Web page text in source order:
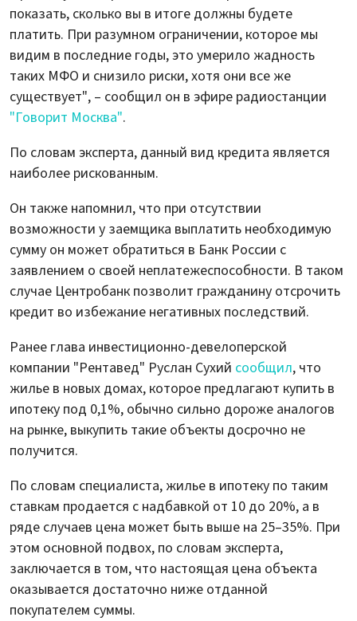
показать, сколько вы в итоге должны будете
платить. При разумном ограничении, которое мы
видим в последние годы, это умерило жадность
таких МФО и снизило риски, хотя они все же
существует", – сообщил он в эфире радиостанции
"Говорит Москва".
По словам эксперта, данный вид кредита является
наиболее рискованным.
Он также напомнил, что при отсутствии
возможности у заемщика выплатить необходимую
сумму он может обратиться в Банк России с
заявлением о своей неплатежеспособности. В таком
случае Центробанк позволит гражданину отсрочить
кредит во избежание негативных последствий.
Ранее глава инвестиционно-девелоперской
компании "Рентавед" Руслан Сухий сообщил, что
жилье в новых домах, которое предлагают купить в
ипотеку под 0,1%, обычно сильно дороже аналогов
на рынке, выкупить такие объекты досрочно не
получится.
По словам специалиста, жилье в ипотеку по таким
ставкам продается с надбавкой от 10 до 20%, а в
ряде случаев цена может быть выше на 25–35%. При
этом основной подвох, по словам эксперта,
заключается в том, что настоящая цена объекта
оказывается достаточно ниже отданной
покупателем суммы.